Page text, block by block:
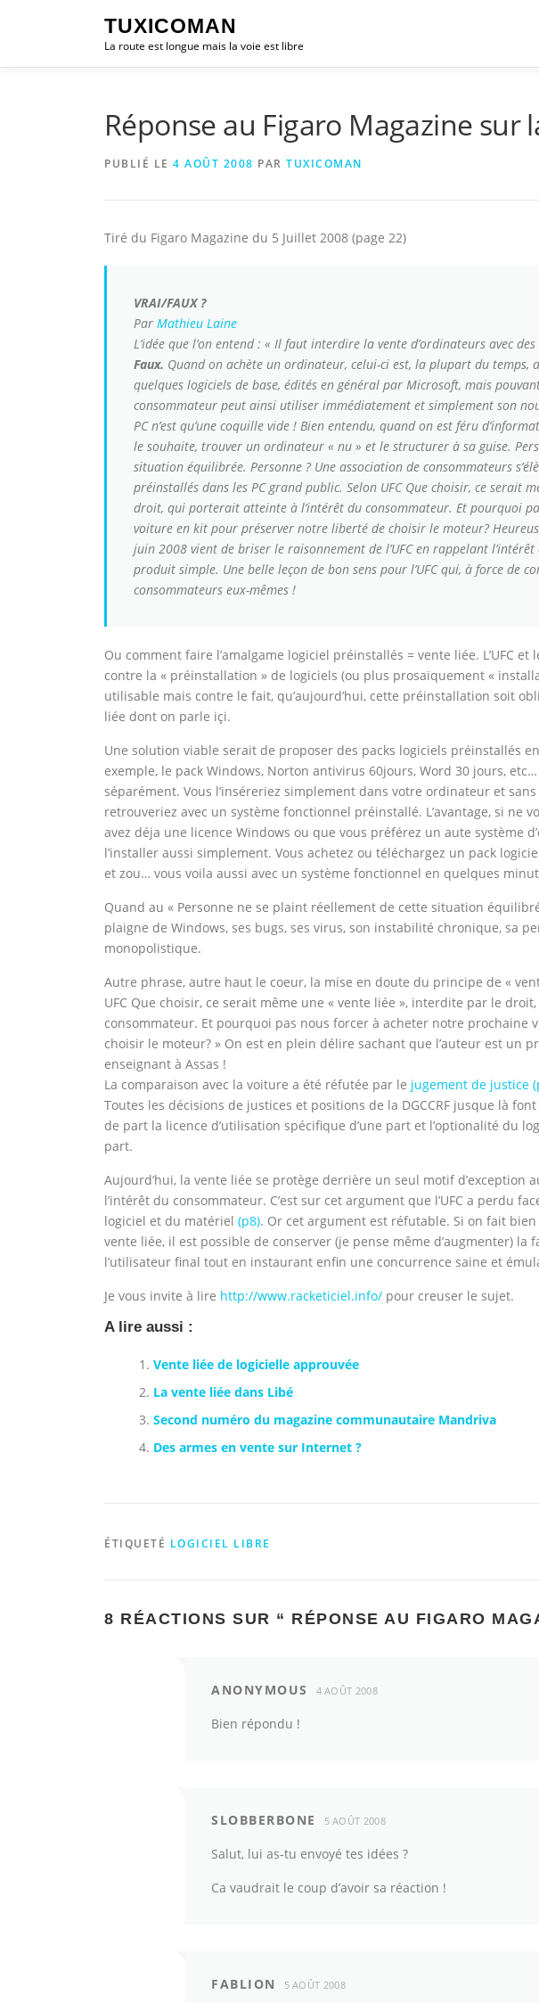
TUXICOMAN
La route est longue mais la voie est libre
Réponse au Figaro Magazine sur
PUBLIÉ LE 4 AOÛT 2008 PAR TUXICOMAN
Tiré du Figaro Magazine du 5 Juillet 2008 (page 22)
VRAI/FAUX ?
Par Mathieu Laine
L’idée que l’on entend : « Il faut interdire la vente d’ordinateurs avec
Faux. Quand on achète un ordinateur, celui-ci est, la plupart du temps,
quelques logiciels de base, édités en général par Microsoft, mais
consommateur peut ainsi utiliser immédiatement et simplement son
PC n’est qu’une coquille vide ! Bien entendu, quand on est féru
le souhaite, trouver un ordinateur « nu » et le structurer à sa guise.
situation équilibrée. Personne ? Une association de consommateurs
préinstallés dans les PC grand public. Selon UFC Que choisir, ce serait
droit, qui porterait atteinte à l’intérêt du consommateur. Et pourquoi
voiture en kit pour préserver notre liberté de choisir le moteur?
juin 2008 vient de briser le raisonnement de l’UFC en rappelant
produit simple. Une belle leçon de bon sens pour l’UFC qui, à force de
consommateurs eux-mêmes !
Ou comment faire l’amalgame logiciel préinstallés = vente liée. L’UFC
contre la « préinstallation » de logiciels (ou plus prosaïquement «
utilisable mais contre le fait, qu’aujourd’hui, cette préinstallation soit
liée dont on parle içi.
Une solution viable serait de proposer des packs logiciels préinstallés
exemple, le pack Windows, Norton antivirus 60jours, Word 30 jours,
séparément. Vous l’inséreriez simplement dans votre ordinateur et
retrouveriez avec un système fonctionnel préinstallé. L’avantage, si ne
avez déja une licence Windows ou que vous préférez un aute système
l’installer aussi simplement. Vous achetez ou téléchargez un pack
et zou… vous voila aussi avec un système fonctionnel en quelques
Quand au « Personne ne se plaint réellement de cette situation
plaigne de Windows, ses bugs, ses virus, son instabilité chronique, sa
monopolistique.
Autre phrase, autre haut le coeur, la mise en doute du principe de «
UFC Que choisir, ce serait même une « vente liée », interdite par le
consommateur. Et pourquoi pas nous forcer à acheter notre
choisir le moteur? » On est en plein délire sachant que l’auteur est un
enseignant à Assas !
La comparaison avec la voiture a été réfutée par le jugement de justice
Toutes les décisions de justices et positions de la DGCCRF jusque là
de part la licence d’utilisation spécifique d’une part et l’optionalité du
part.
Aujourd’hui, la vente liée se protège derrière un seul motif d’exception
l’intérêt du consommateur. C’est sur cet argument que l’UFC a perdu
logiciel et du matériel (p8). Or cet argument est réfutable. Si on fait
vente liée, il est possible de conserver (je pense même d’augmenter) la
l’utilisateur final tout en instaurant enfin une concurrence saine et
Je vous invite à lire http://www.racketiciel.info/ pour creuser le sujet.
A lire aussi :
Vente liée de logicielle approuvée
La vente liée dans Libé
Second numéro du magazine communautaire Mandriva
Des armes en vente sur Internet ?
ÉTIQUETÉ LOGICIEL LIBRE
8 RÉACTIONS SUR “ RÉPONSE AU FIGARO
ANONYMOUS 4 AOÛT 2008
Bien répondu !
SLOBBERBONE 5 AOÛT 2008
Salut, lui as-tu envoyé tes idées ?
Ca vaudrait le coup d’avoir sa réaction !
FABLION 5 AOÛT 2008